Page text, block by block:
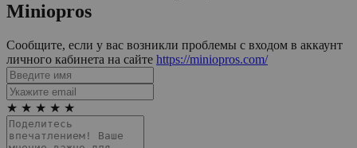
Miniopros
Сообщите, если у вас возникли проблемы с входом в аккаунт
личного кабинета на сайте https://miniopros.com/
★ ★ ★ ★ ★